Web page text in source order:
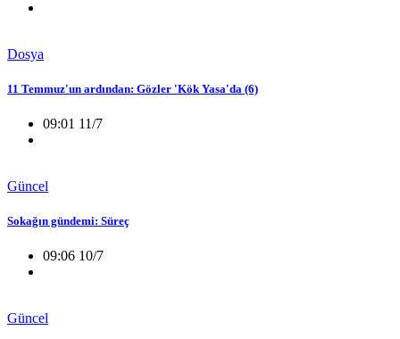
Dosya
11 Temmuz'un ardından: Gözler 'Kök Yasa'da (6)
09:01 11/7
Güncel
Sokağın gündemi: Süreç
09:06 10/7
Güncel